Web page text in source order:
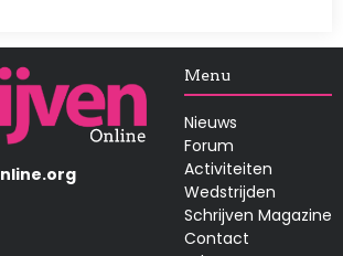
Menu
Nieuws
Forum
Activiteiten
Wedstrijden
Schrijven Magazine
Contact